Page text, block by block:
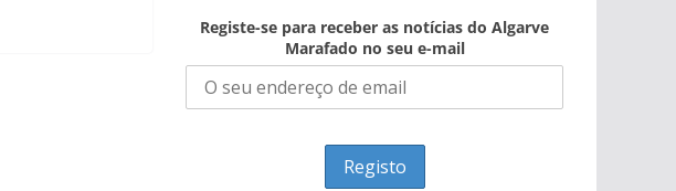
Registe-se para receber as notícias do Algarve
Marafado no seu e-mail